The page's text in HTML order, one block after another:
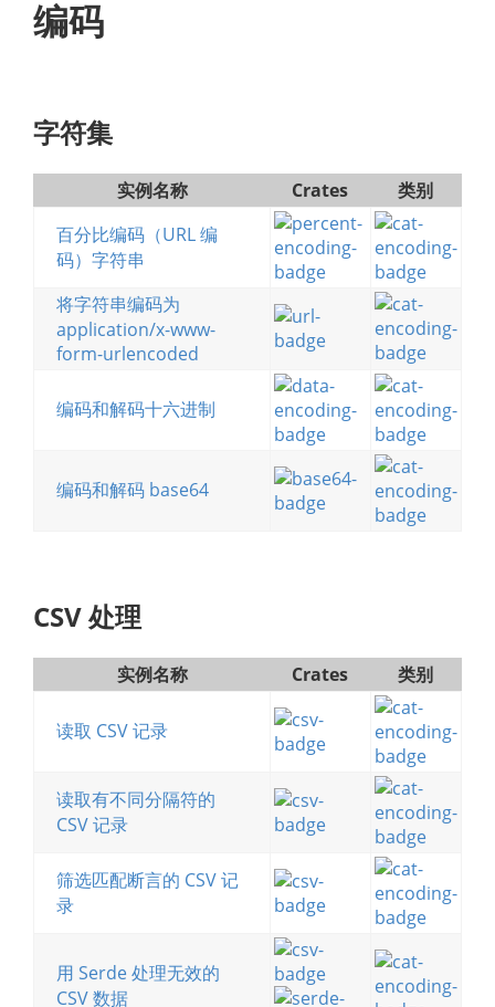
编码
字符集
实例名称 Crates
类别
百分比编码（URL 编
码）字符串
将字符串编码为
application/x-www-
form-urlencoded
编码和解码十六进制
编码和解码 base64
CSV 处理
实例名称 Crates 类别
读取 CSV 记录
读取有不同分隔符的
CSV 记录
筛选匹配断言的 CSV 记
录
用 Serde 处理无效的
CSV 数据